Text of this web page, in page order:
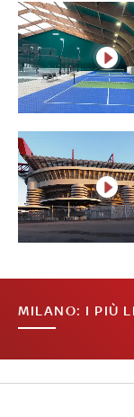
MILANO: I PIÙ